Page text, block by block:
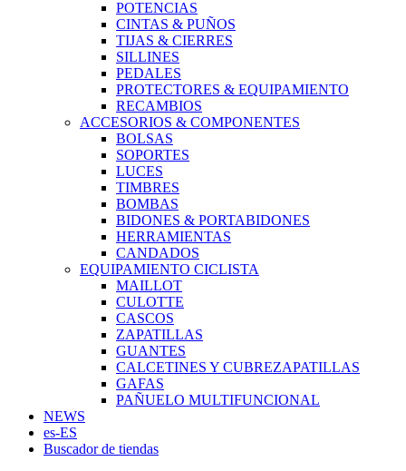
POTENCIAS
CINTAS & PUÑOS
TIJAS & CIERRES
SILLINES
PEDALES
PROTECTORES & EQUIPAMIENTO
RECAMBIOS
ACCESORIOS & COMPONENTES
BOLSAS
SOPORTES
LUCES
TIMBRES
BOMBAS
BIDONES & PORTABIDONES
HERRAMIENTAS
CANDADOS
EQUIPAMIENTO CICLISTA
MAILLOT
CULOTTE
CASCOS
ZAPATILLAS
GUANTES
CALCETINES Y CUBREZAPATILLAS
GAFAS
PAÑUELO MULTIFUNCIONAL
NEWS
es-ES
Buscador de tiendas